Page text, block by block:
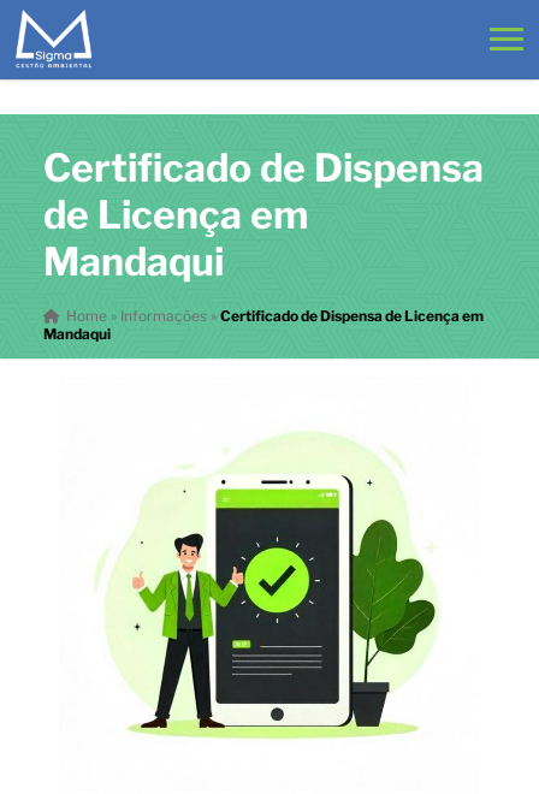
Certificado de Dispensa
de Licença em
Mandaqui
Home» Informações » Certificado de Dispensa de Licença em
Mandaqui